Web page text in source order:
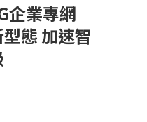
企業專網
態 加速智